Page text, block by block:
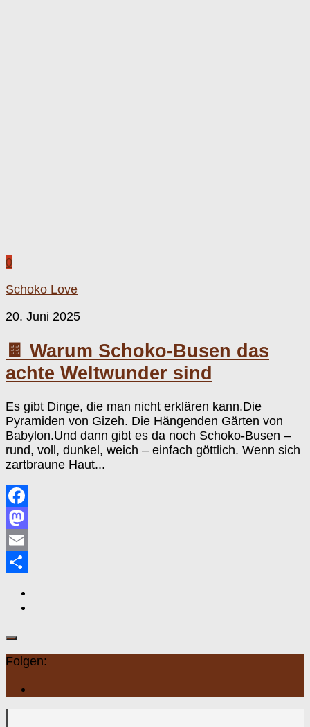
0
Schoko Love
20. Juni 2025
🍫 Warum Schoko-Busen das
achte Weltwunder sind
Es gibt Dinge, die man nicht erklären kann.Die
Pyramiden von Gizeh. Die Hängenden Gärten von
Babylon.Und dann gibt es da noch Schoko-Busen –
rund, voll, dunkel, weich – einfach göttlich. Wenn sich
zartbraune Haut...
Facebook
Mastodon
Email
Folgen: